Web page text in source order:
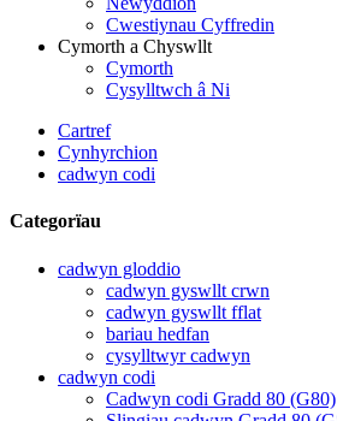
Cwestiynau Cyffredin
Cymorth a Chyswllt
Cymorth
Cysylltwch â Ni
Cartref
Cynhyrchion
cadwyn codi
Categorïau
cadwyn gloddio
cadwyn gyswllt crwn
cadwyn gyswllt fflat
bariau hedfan
cysylltwyr cadwyn
cadwyn codi
Cadwyn codi Gradd 80 (G80)